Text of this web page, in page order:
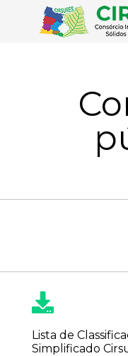
Lista de
Simplificado